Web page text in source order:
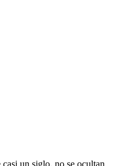
un siglo, no se ocultan